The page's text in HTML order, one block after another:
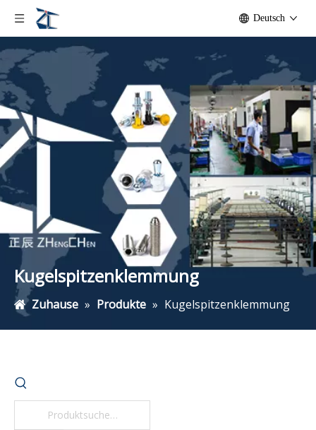
Deutsch
Kugelspitzenklemmung
Zuhause » Produkte » Kugelspitzenklemmung